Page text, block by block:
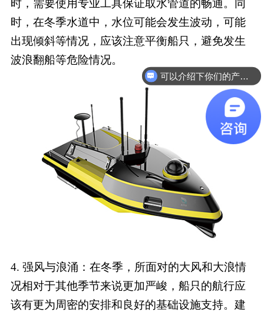
时，需要使用专业工具保证取水管道的畅通。同
时，在冬季水道中，水位可能会发生波动，可能
出现倾斜等情况，应该注意平衡船只，避免发生
波浪翻船等危险情况。
4. 强风与浪涌：在冬季，所面对的大风和大浪情
况相对于其他季节来说更加严峻，船只的航行应
该有更为周密的安排和良好的基础设施支持。建
可以介绍下你们的产品么